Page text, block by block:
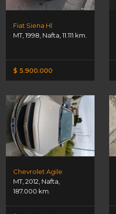
Fiat Siena Hl
MT,1998 Nafta ,11.111 km.
$ 5.900.000
Chevrolet Agile
MT,2012 Nafta
187.000 km.